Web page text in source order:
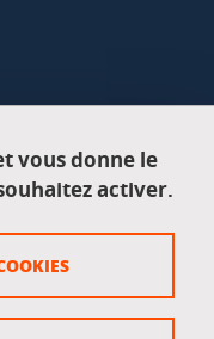
vous donne le
activer.